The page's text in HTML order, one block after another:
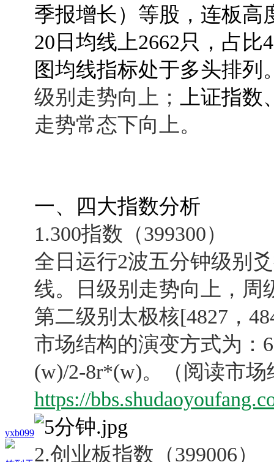
yxb099
季报增长）等股，连板高
20日均线上2662只，占比
图均线指标处于多头排
级别走势向上；
上证指数
走势常态下向上。
一、四大指数分析
1.300指数（399300）
全日运行2波五分钟级别
线。日级别走势向上，周
第二级别太极核[4827，
市场结构的演变方式为：
(w)/2-8r*(w)。
（阅读市
https://
2.创业板指数（399006）